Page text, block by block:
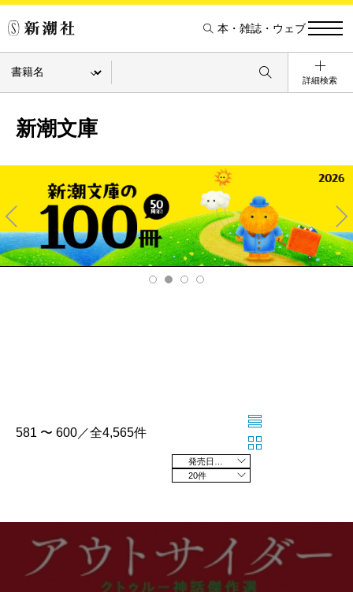
本・雑誌・ウェブ
詳細検索
新潮文庫
Pre
v
Ne
xt
581 〜 600／全4,565件
20件